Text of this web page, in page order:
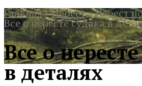
Главная»Нерест»Нерест
Все о нересте судака в
Все о
в деталях